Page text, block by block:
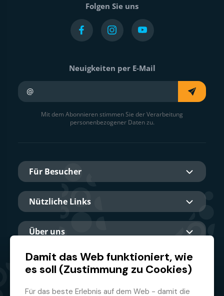
Folgen Sie uns
Neuigkeiten per E-Mail
Mit dem Abonnieren stimmen Sie der Verarbeitung
personenbezogener Daten zu.
Für Besucher
Nützliche Links
Über uns
Hauptpartner
Damit das Web funktioniert, wie
es soll (Zustimmung zu Cookies)
Für das beste Erlebnis auf dem Web - damit die